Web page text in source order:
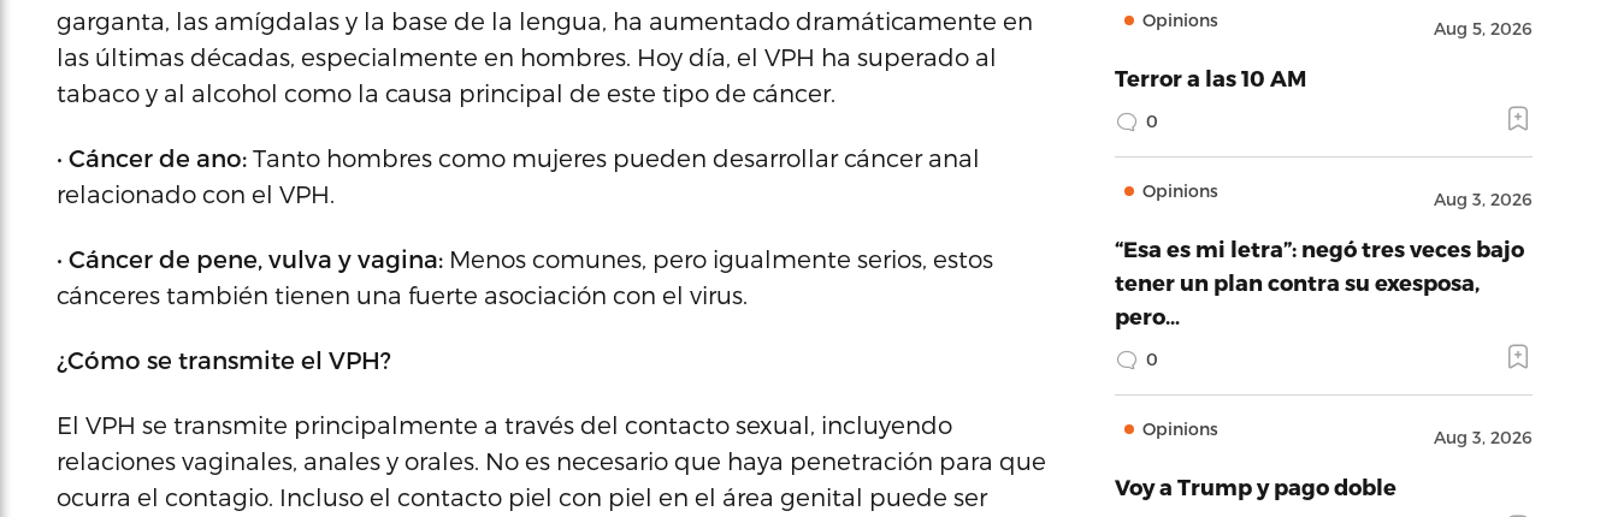
garganta, las amígdalas y la base de la lengua, ha aumentado dramáticamente en
las últimas décadas, especialmente en hombres. Hoy día, el VPH ha superado al
tabaco y al alcohol como la causa principal de este tipo de cáncer.
• Cáncer de ano: Tanto hombres como mujeres pueden desarrollar cáncer anal
relacionado con el VPH.
• Cáncer de pene, vulva y vagina: Menos comunes, pero igualmente serios, estos
cánceres también tienen una fuerte asociación con el virus.
¿Cómo se transmite el VPH?
El VPH se transmite principalmente a través del contacto sexual, incluyendo
relaciones vaginales, anales y orales. No es necesario que haya penetración para que
ocurra el contagio. Incluso el contacto piel con piel en el área genital puede ser
Opinions Aug 5, 2026
Terror a las 10 AM
0
Opinions Aug 3, 2026
“Esa es mi letra”: negó tres veces bajo
tener un plan contra su exesposa,
pero…
0
Opinions Aug 3, 2026
Voy a Trump y pago doble